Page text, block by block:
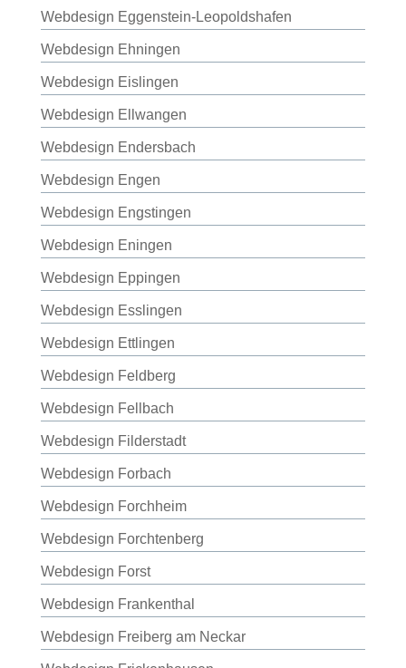
Webdesign Eggenstein-Leopoldshafen
Webdesign Ehningen
Webdesign Eislingen
Webdesign Ellwangen
Webdesign Endersbach
Webdesign Engen
Webdesign Engstingen
Webdesign Eningen
Webdesign Eppingen
Webdesign Esslingen
Webdesign Ettlingen
Webdesign Feldberg
Webdesign Fellbach
Webdesign Filderstadt
Webdesign Forbach
Webdesign Forchheim
Webdesign Forchtenberg
Webdesign Forst
Webdesign Frankenthal
Webdesign Freiberg am Neckar